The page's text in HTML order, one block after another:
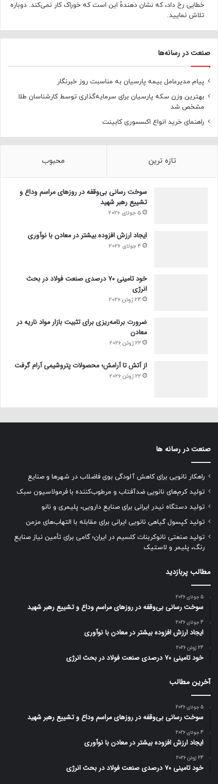
خطایی رخ داد، که نشان دهندهٔ این است که خوراک کار نمی‌کند. دوباره
تلاش نمایید.
صنعت در رسانه‌ها
پیام مدیرعامل بیمه پارسیان به مناسبت روز خبرنگار
بهترین وزن سکه پارسیان برای سرمایه‌گذاری توسط کارشناسان طلا
مشخص شد
راهنمای خرید انواع اکسسوری کابینت
تازه ترین محبوب
سوخت رسانی بی‌وقفه در روز‌های مراسم وداع و
تشییع رهبر شهید
5 جولای 2026
ایجاد ارزش افزوده بیشتر در معادن با نوآوری
4 جولای 2026
خود تامینی ۷۰ درصدی صنعت فولاد در بحث
انرژی
24 ژوئن 2026
ضرورت برنامه‌ریزی برای تثبیت بازار مواد ناریه در
معادن
22 ژوئن 2026
از آتش تا آرامش؛ محصولات پتروشیمی آرام گرفت
22 ژوئن 2026
صنعت در رسانه ها
راهکار نانویی برای کاهش آلودگی بوی فاضلاب در شهرها و صنایع
تولید کرم‌های نانویی ضدآفتاب و مرطوب‌کننده با فرمولاسیون سبک
تولید دستگاه نیدر ایرانی برای صنایع دارویی، پلیمری و نانو
تولید کپسول گیاهی نانویی ایرانی برای مقابله با التهاب‌های مزمن
تولید صنعتی نانوکربنات کلسیم در ایران؛ گامی برای تأمین نیاز صنایع
رنگ، پلیمر و لاستیک
مطالب پربازدید
5 جولای 2026
سوخت رسانی بی‌وقفه در روز‌های مراسم وداع و تشییع رهبر شهید
4 جولای 2026
ایجاد ارزش افزوده بیشتر در معادن با نوآوری
24 ژوئن 2026
خود تامینی ۷۰ درصدی صنعت فولاد در بحث انرژی
آخرین مطالب
5 جولای 2026
سوخت رسانی بی‌وقفه در روز‌های مراسم وداع و تشییع رهبر شهید
4 جولای 2026
ایجاد ارزش افزوده بیشتر در معادن با نوآوری
24 ژوئن 2026
خود تامینی ۷۰ درصدی صنعت فولاد در بحث انرژی